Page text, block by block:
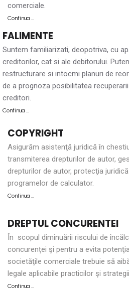
comerciale.
Continua …
FALIMENTE
Suntem familiarizati, deopotriva, cu
creditorilor, cat si ale debitorului.
restructurare si intocmi planuri de
de a prognoza posibilitatea
creditori.
Continua …
COPYRIGHT
Asigurăm asistenţă juridică în
transmiterea drepturilor de autor,
drepturilor de autor, protecţia
programelor de calculator.
Continua …
DREPTUL CONCURENTEI
În scopul diminuării riscului de
concurenţei şi pentru a evita
societăţile comerciale trebuie să
legale aplicabile practicilor şi
Continua …